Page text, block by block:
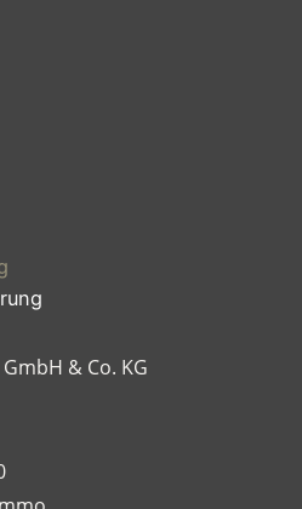
GmbH & Co. KG